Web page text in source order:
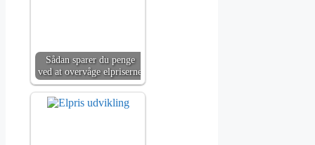
Sådan sparer du penge
ved at overvåge elpriserne